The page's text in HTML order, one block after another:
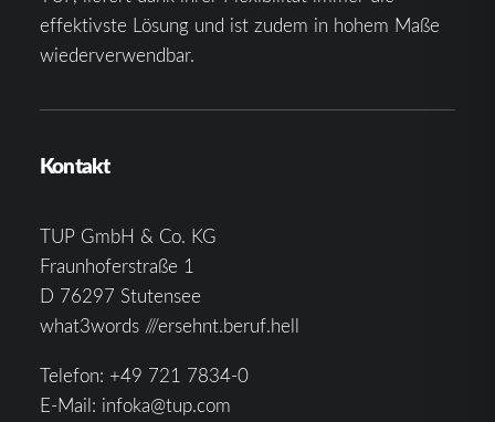
effektivste Lösung und ist zudem in hohem Maße
wiederverwendbar.
Kontakt
TUP GmbH & Co. KG
Fraunhoferstraße 1
D 76297 Stutensee
what3words ///ersehnt.beruf.hell
Telefon: +49 721 7834-0
E-Mail: infoka@tup.com